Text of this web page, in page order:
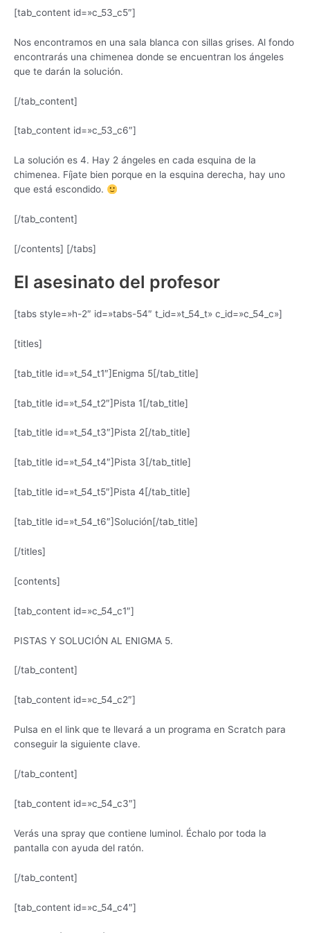
[tab_content id=»c_53_c5″]
Nos encontramos en una sala blanca con sillas grises. Al fondo
encontrarás una chimenea donde se encuentran los ángeles
que te darán la solución.
[/tab_content]
[tab_content id=»c_53_c6″]
La solución es 4. Hay 2 ángeles en cada esquina de la
chimenea. Fíjate bien porque en la esquina derecha, hay uno
que está escondido.
[/tab_content]
[/contents] [/tabs]
El asesinato del profesor
[tabs style=»h-2″ id=»tabs-54″ t_id=»t_54_t» c_id=»c_54_c»]
[titles]
[tab_title id=»t_54_t1″]Enigma 5[/tab_title]
[tab_title id=»t_54_t2″]Pista 1[/tab_title]
[tab_title id=»t_54_t3″]Pista 2[/tab_title]
[tab_title id=»t_54_t4″]Pista 3[/tab_title]
[tab_title id=»t_54_t5″]Pista 4[/tab_title]
[tab_title id=»t_54_t6″]Solución[/tab_title]
[/titles]
[contents]
[tab_content id=»c_54_c1″]
PISTAS Y SOLUCIÓN AL ENIGMA 5.
[/tab_content]
[tab_content id=»c_54_c2″]
Pulsa en el link que te llevará a un programa en Scratch para
conseguir la siguiente clave.
[/tab_content]
[tab_content id=»c_54_c3″]
Verás una spray que contiene luminol. Échalo por toda la
pantalla con ayuda del ratón.
[/tab_content]
[tab_content id=»c_54_c4″]